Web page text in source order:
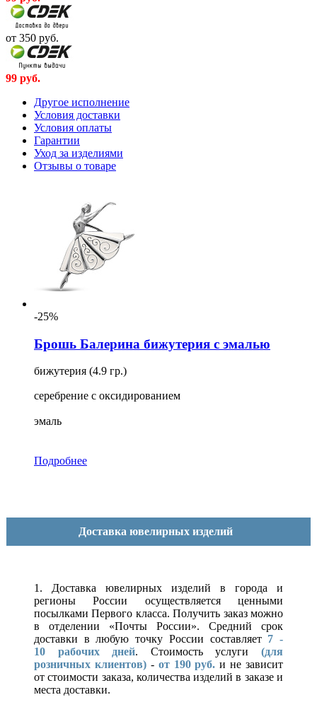
от 350 руб.
99 руб.
Другое исполнение
Условия доставки
Условия оплаты
Гарантии
Уход за изделиями
Отзывы о товаре
-25%
Брошь Балерина бижутерия с эмалью
бижутерия (4.9 гр.)
серебрение с оксидированием
эмаль
Подробнее
Доставка ювелирных изделий
1. Доставка ювелирных изделий в города и
регионы России осуществляется ценными
посылками Первого класса. Получить заказ можно
в отделении «Почты России». Средний срок
доставки в любую точку России составляет 7 -
10 рабочих дней. Стоимость услуги(для
розничных клиентов)- от 190 руб. и не зависит
от стоимости заказа, количества изделий в заказе и
места доставки.